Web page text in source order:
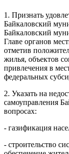
1. Признать
Байкаловский
Байкаловский
Главе органов
отметив
жилья, объектов
привлечения в
федеральных
2. Указать на
самоуправления
вопросах:
- газификация
- строительство